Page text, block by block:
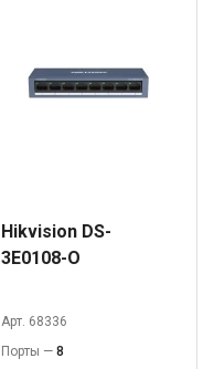
Hikvision DS-
3E0108-O
Арт. 68336
Порты — 8